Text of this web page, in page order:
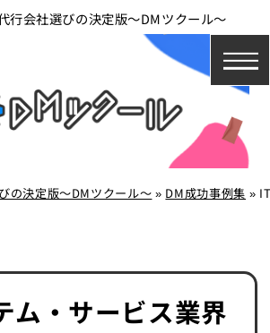
行会社選びの決定版～DMツクール～
の決定版～DMツクール～ » DM成功事例集 »
ム・サービス業界